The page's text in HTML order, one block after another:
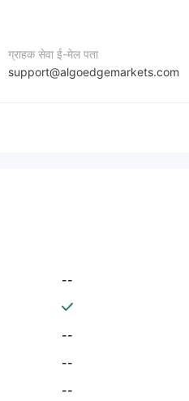
ग्राहक सेवा ई-मेल पता
support@algoedgemarkets.com
--
--
--
--